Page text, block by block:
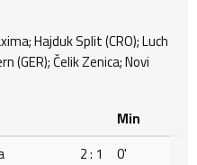
Hajduk Split (CRO); Luch
(GER); Čelik Zenica; Novi
Min
2 : 1
0'